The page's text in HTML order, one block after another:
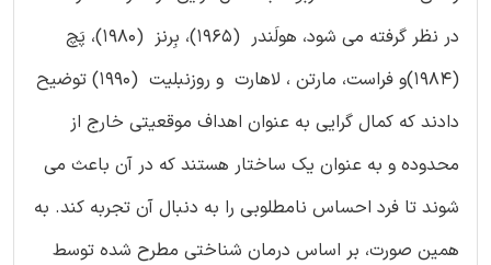
در نظر گرفته می شود، هولَندر (1965)، بِرنز (1980)، پَچ
(1984)و فراست، مارتن ، لاهارت و روزنبلیت (1990) توضیح
دادند که کمال گرایی به عنوان اهداف موقعیتی خارج از
محدوده و به عنوان یک ساختار هستند که در آن باعث می
شوند تا فرد احساس نامطلوبی را به دنبال آن تجربه کند. به
همین صورت، بر اساس درمان شناختی مطرح شده توسط